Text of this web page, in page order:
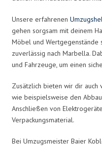
Unsere erfahrenen
gehen sorgsam mit deinem
Möbel und Wertgegenstände
zuverlässig nach Marbella.
und Fahrzeuge, um einen
Zusätzlich bieten wir dir auch
wie beispielsweise den
Anschließen von
Verpackungsmaterial.
Bei Umzugsmeister Baier